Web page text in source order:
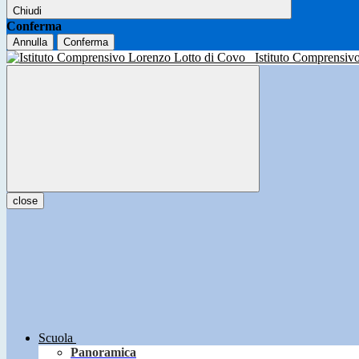
Chiudi
Conferma
Annulla Conferma
Istituto
close
Scuola
Panoramica